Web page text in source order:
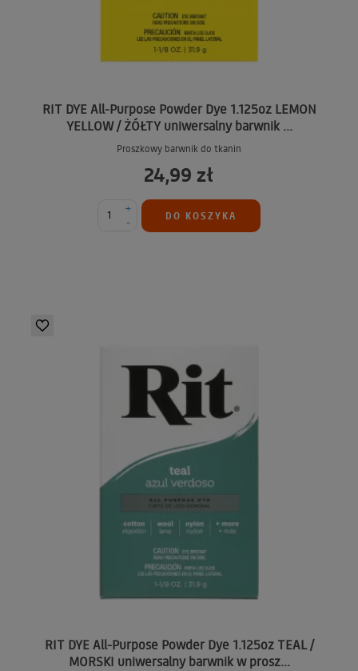
RIT DYE All-Purpose Powder Dye 1.125oz LEMON
YELLOW / ŻÓŁTY uniwersalny barwnik ...
Proszkowy barwnik do tkanin
24,99 zł
-
+
DO KOSZYKA
RIT DYE All-Purpose Powder Dye 1.125oz TEAL /
MORSKI uniwersalny barwnik w prosz...